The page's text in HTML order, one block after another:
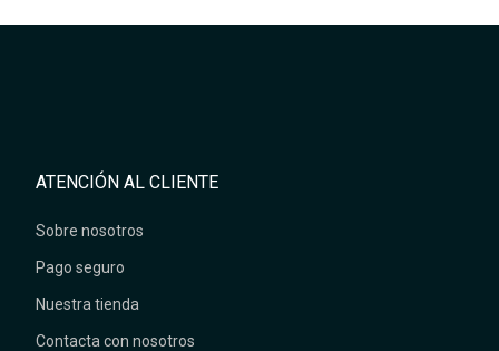
ATENCIÓN AL CLIENTE
Sobre nosotros
Pago seguro
Nuestra tienda
Contacta con nosotros